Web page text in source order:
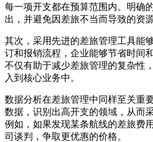
每一项开支都在预算范围内。明确
出，并避免因差旅不当而导致的资源
其次，采用先进的差旅管理工具能
订和报销流程，企业能够节省时间
不仅有助于减少差旅管理的复杂性
入到核心业务中。
数据分析在差旅管理中同样至关重
数据，识别出高开支的领域，从而
例如，如果发现某条航线的差旅费
司谈判，争取更优惠的价格。